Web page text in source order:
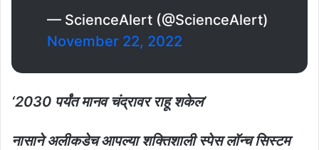
— ScienceAlert (@ScienceAlert)
November 22, 2022
‘2030 पर्यंत मानव चंद्रावर राहू शकेल’
नासाने अलीकडेच आपल्या शक्तिशाली स्पेस लॉन्च सिस्टम